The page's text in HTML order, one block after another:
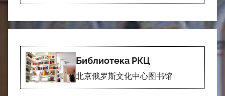
Библиотека РКЦ
北京俄罗斯文化中心图书馆